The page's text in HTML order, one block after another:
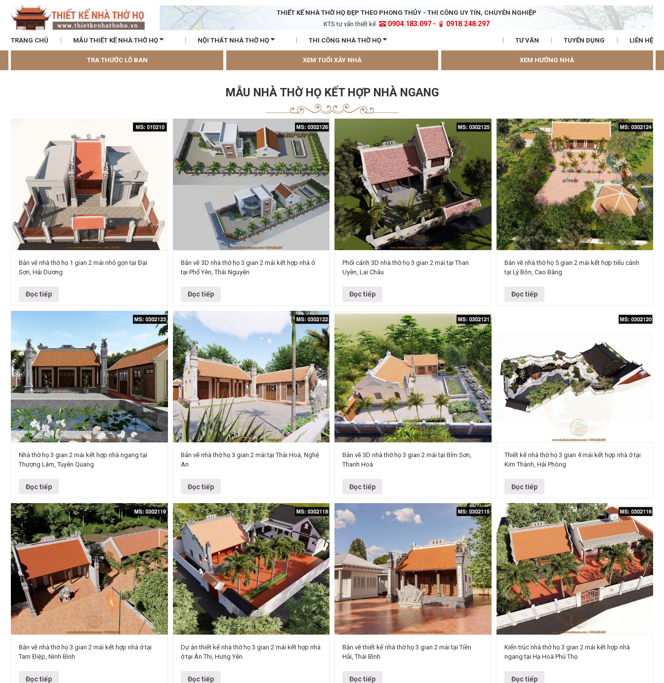
THIẾT KẾ NHÀ THỜ HỌ ĐẸP THEO PHONG THỦY - THI CÔNG UY TÍN, CHUYÊN NGHIỆP
KTS tư vấn thiết kế
0904.183.097 - 0918.248.297
TRANG CHỦ MẪU THIẾT KẾ NHÀ THỜ HỌ NỘI THẤT NHÀ THỜ HỌ THI CÔNG NHÀ THỜ HỌ TƯ VẤN TUYỂN DỤNG LIÊN HỆ
TRA THƯỚC LỖ BAN XEM TUỔI XÂY NHÀ XEM HƯỚNG NHÀ
MẪU NHÀ THỜ HỌ KẾT HỢP NHÀ NGANG
Công trình: Nhà thờ họ 1 gian 2 mái Địa điểm: Xã Đại
Đơn vị…
Bản vẽ nhà thờ họ 1 gian 2 mái nhỏ gọn tại Đại
Sơn, Hải Dương
Đọc tiếp
Nhà thờ họ là công trình mang ý nghĩa tâm linh sâu
và sự gắn kết…
Bản vẽ 3D nhà thờ họ 3 gian 2 mái kết hợp nhà ở
tại Phổ Yên, Thái Nguyên
Đọc tiếp
ở Chủ đầu tư: Chú Phúc Địa chỉ: xã Than Uyên,…
Phối cảnh 3D nhà thờ họ 3 gian 2 mái tại Than
Uyên, Lai Châu
Đọc tiếp
Chú Thiên Địa chỉ: xã Lý Bôn, Cao Bằng Diện tích:…
Bản vẽ nhà thờ họ 5 gian 2 mái kết hợp tiểu cảnh
tại Lý Bôn, Cao Bằng
Đọc tiếp
Giữa khung cảnh thanh bình của miền núi Tuyên
cảnh tại xã Thượng…
Nhà thờ họ 3 gian 2 mái kết hợp nhà ngang tại
Thượng Lâm, Tuyên Quang
Đọc tiếp
Mẫu nhà thờ họ 3 gian 2 mái kết hợp cột đồng trụ tại
Bản vẽ nhà thờ họ 3 gian 2 mái tại Thái Hoà, Nghệ
An
Đọc tiếp
Công trình: Nhà thờ họ 3 gian 2 mái có hậu cung Địa
trúc: Truyền thống…
Bản vẽ 3D nhà thờ họ 3 gian 2 mái tại Bỉm Sơn,
Thanh Hoá
Đọc tiếp
Tên dự án: Thiết kế nhà thờ họ 3 gian 4 mái truyền
tầng: 1…
Thiết kế nhà thờ họ 3 gian 4 mái kết hợp nhà ở tại
Kim Thành, Hải Phòng
Đọc tiếp
Công trình: Nhà thờ họ 3 gian 2 mái kết hợp nhà ở
Đơn vị thiết…
Bản vẽ nhà thờ họ 3 gian 2 mái kết hợp nhà ở tại
Tam Điệp, Ninh Bình
Đọc tiếp
Loại hình công trình: Nhà thờ 3 gian 2 mái kết hợp
Địa điểm: xã…
Dự án thiết kế nhà thờ họ 3 gian 2 mái kết hợp nhà
ở tại Ân Thi, Hưng Yên
Đọc tiếp
Loại công trình: Nhà thờ họ 3 gian 2 mái kết hợp nhà
Chủ đầu…
Bản vẽ thiết kế nhà thờ họ 3 gian 2 mái tại Tiền
Hải, Thái Bình
Đọc tiếp
Loại công trình: Nhà thờ họ 3 gian 2 mái kết hợp
Bê tông giả…
Kiến trúc nhà thờ họ 3 gian 2 mái kết hợp nhà
ngang tại Hạ Hoà Phú Thọ
Đọc tiếp